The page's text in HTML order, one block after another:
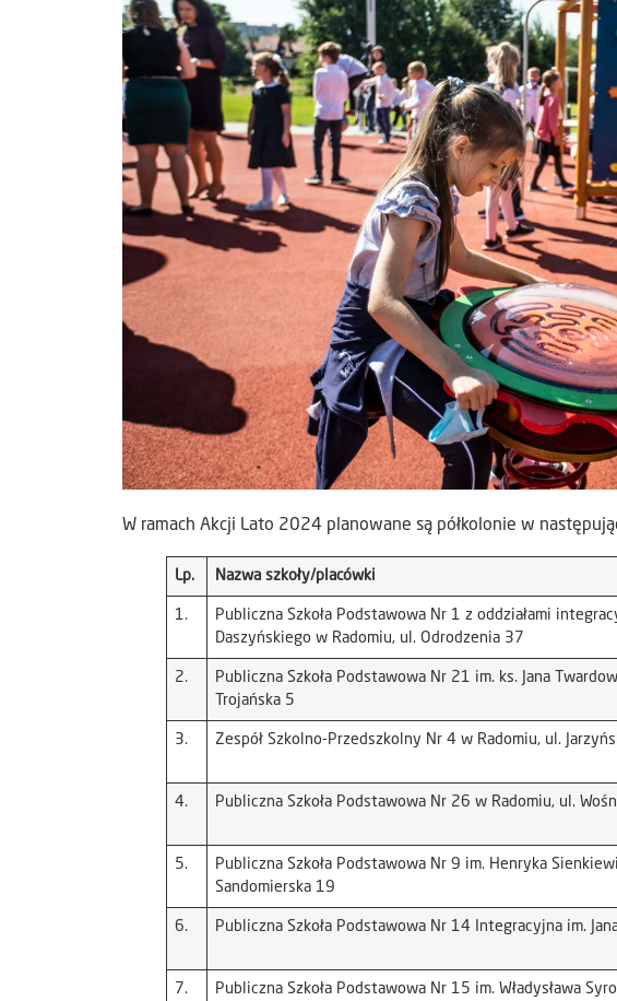
W ramach Akcji Lato 2024 planowane są półkolonie w
Lp. Nazwa szkoły/placówki
1.
Publiczna Szkoła Podstawowa Nr 1 z oddziałami
Daszyńskiego w Radomiu, ul. Odrodzenia 37
2.
Publiczna Szkoła Podstawowa Nr 21 im. ks. Jana
Trojańska 5
3. Zespół Szkolno-Przedszkolny Nr 4 w Radomiu, ul.
4. Publiczna Szkoła Podstawowa Nr 26 w Radomiu, ul.
5.
Publiczna Szkoła Podstawowa Nr 9 im. Henryka
Sandomierska 19
6. Publiczna Szkoła Podstawowa Nr 14 Integracyjna im.
7. Publiczna Szkoła Podstawowa Nr 15 im. Władysława